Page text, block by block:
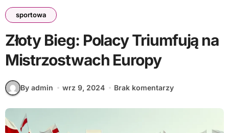
sportowa
Złoty Bieg: Polacy Triumfują na
Mistrzostwach Europy
By admin wrz 9, 2024 Brak komentarzy